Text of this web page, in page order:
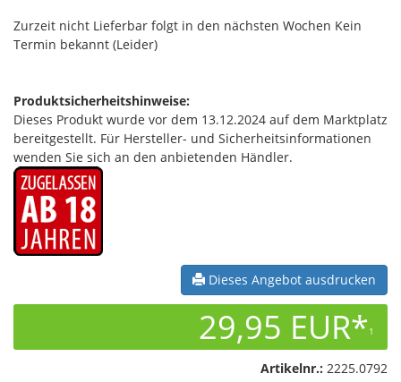
Zurzeit nicht Lieferbar folgt in den nächsten Wochen Kein
Termin bekannt (Leider)
Produktsicherheitshinweise:
Dieses Produkt wurde vor dem 13.12.2024 auf dem Marktplatz
bereitgestellt. Für Hersteller- und Sicherheitsinformationen
wenden Sie sich an den anbietenden Händler.
Dieses Angebot ausdrucken
29,95 EUR*1
Artikelnr.: 2225.0792